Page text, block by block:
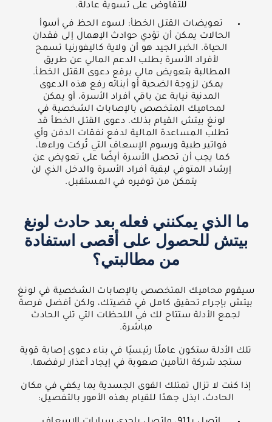
للتفاوض على تسوية عادلة.
تعويضات القتل الخطأ: لسوء الحظ في أسوأ
الحالات يمكن أن تؤدي حوادث الإهمال إلى فقدان
الحياة. الخبر الجيد هو أن ولاية كاليفورنيا تسمح
لأفراد الأسرة بطلب الدعم المالي عن طريق
المطالبة بتعويض مالي برفع دعوى القتل الخطأ.
يمكن لزوجة الضحية أو أبنائه رفع هذه الدعوى
المدنية نيابة عن باقي أفراد الأسرة، أو يمكن
لمحاميك المتخصص بالإصابات الشخصية في
لونغ بيتش القيام بذلك. دعوى القتل الخطأ قد
تطلب المساعدة المالية لدفع نفقات الدفن وأي
فواتير طبية ورسوم الإسعاف التي تُركت وراءها،
كما يجب أن تحصل الأسرة أيضًا على تعويض عن
إرشاد المتوفي لبقية أفراد الأسرة والدخل الذي لن
يتمكن من توفيره في المستقبل.
ما الذي يمكنني فعله بعد حادث لونغ
بيتش للحصول على أقصى استفادة
من مطالبتي؟
سيقوم محاميك المتخصص بالإصابات الشخصية في لونغ
بيتش بإجراء تحقيق كامل في قضيتك، ولكن أفضل فرصة
لجمع الأدلة ستتاح لك في اللحظات التي تلي الحادث
مباشرة.
تلك الأدلة ستكون عاملًا رئيسيًا في بناء دعوى إصابة قوية
ستجد شركة التأمين صعوبة في إيجاد أعذار لرفضها.
إذا كنت لا تزال تمتلك القوى الجسدية بما يكفي في مكان
الحادث، ابذل جهدًا للقيام بهذه الأمور بالتفصيل: